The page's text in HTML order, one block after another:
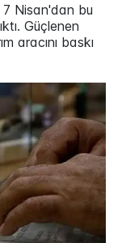
Nisan'dan bu
Güçlenen
aracını baskı